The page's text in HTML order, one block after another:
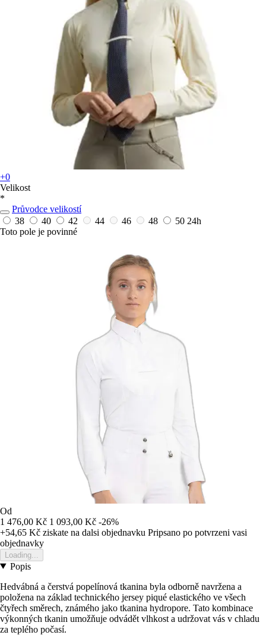
+0
Velikost
*
Průvodce velikostí
38
40 42 44 46 48 50 24h
Toto pole je povinné
Od
1 476,00 Kč 1 093,00 Kč -26%
+54,65 Kč ziskate na dalsi objednavku Pripsano po potvrzeni vasi
objednavky
Loading...
Popis
Hedvábná a čerstvá popelínová tkanina byla odborně navržena a
položena na základ technického jersey piqué elastického ve všech
čtyřech směrech, známého jako tkanina hydropore. Tato kombinace
výkonných tkanin umožňuje odvádět vlhkost a udržovat vás v chladu
za teplého počasí.